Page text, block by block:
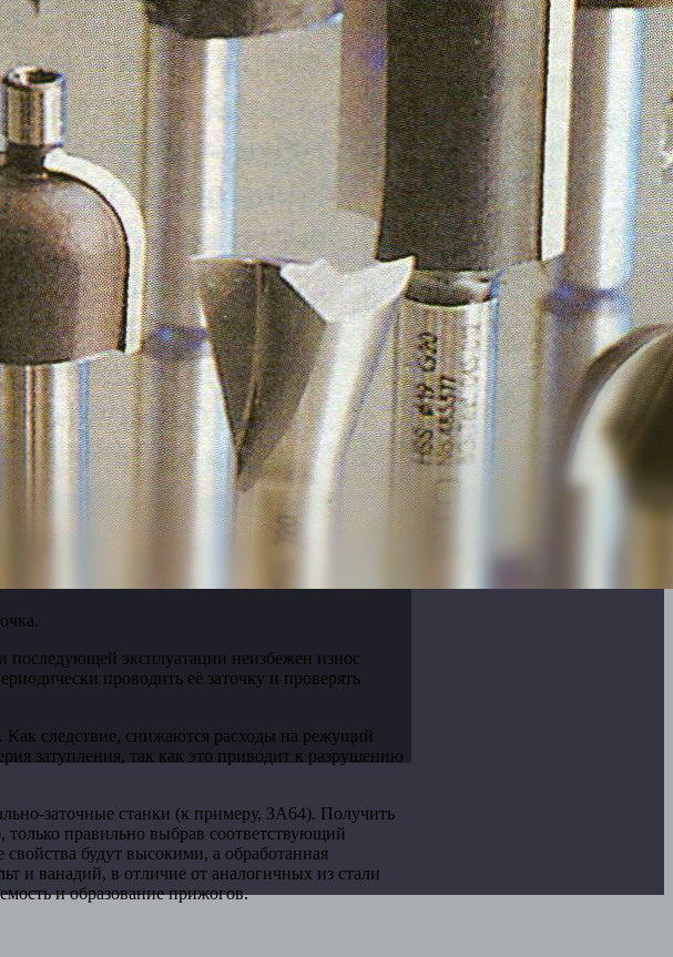
эксплуатации неизбежен износ
проводить её заточку и проверять
Как следствие, снижаются расходы на режущий
затупления, так как это приводит к разрушению
заточные станки (к примеру, ЗА64). Получить
правильно выбрав соответствующий
будут высокими, а обработанная
и ванадий, в отличие от аналогичных из стали
и образование прижогов.